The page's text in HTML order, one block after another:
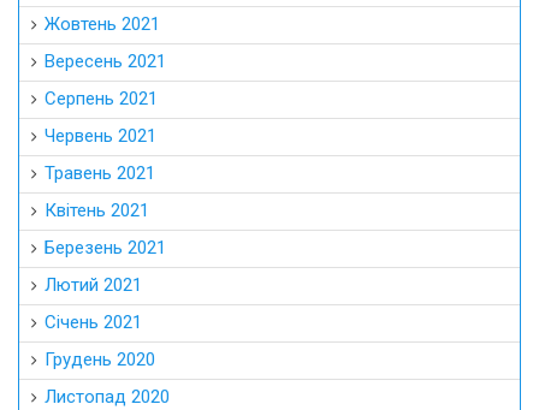
Жовтень 2021
Вересень 2021
Серпень 2021
Червень 2021
Травень 2021
Квітень 2021
Березень 2021
Лютий 2021
Січень 2021
Грудень 2020
Листопад 2020